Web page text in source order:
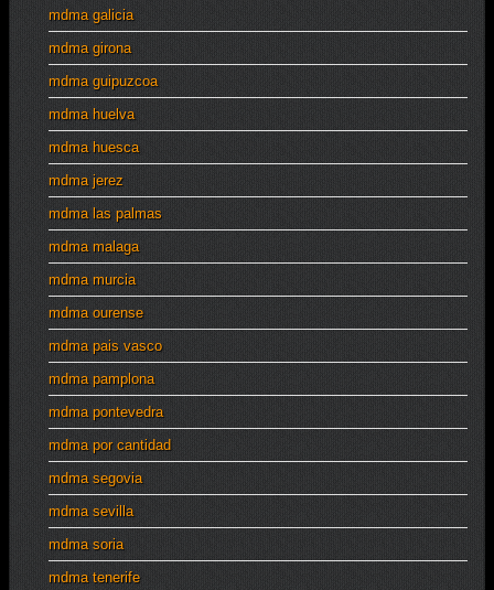
mdma galicia
mdma girona
mdma guipuzcoa
mdma huelva
mdma huesca
mdma jerez
mdma las palmas
mdma malaga
mdma murcia
mdma ourense
mdma pais vasco
mdma pamplona
mdma pontevedra
mdma por cantidad
mdma segovia
mdma sevilla
mdma soria
mdma tenerife